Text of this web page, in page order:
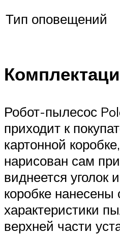
Тип оповещений
Робот-пылесос
приходит к
картонной
нарисован сам
виднеется уголок
коробке нанесены
характеристики
верхней части